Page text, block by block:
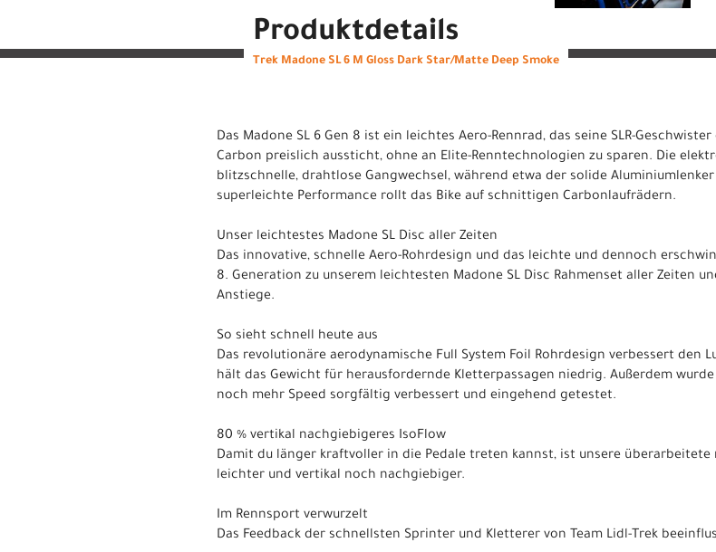
Produktdetails
Trek Madone SL 6 M Gloss Dark Star/Matte Deep Smoke
Das Madone SL 6 Gen 8 ist ein leichtes Aero-Rennrad, das seine SLR-
Carbon preislich aussticht, ohne an Elite-Renntechnologien zu sparen. Die
blitzschnelle, drahtlose Gangwechsel, während etwa der solide
superleichte Performance rollt das Bike auf schnittigen Carbonlaufrädern.
Unser leichtestes Madone SL Disc aller Zeiten
Das innovative, schnelle Aero-Rohrdesign und das leichte und dennoch
8. Generation zu unserem leichtesten Madone SL Disc Rahmenset aller Zeiten
Anstiege.
So sieht schnell heute aus
Das revolutionäre aerodynamische Full System Foil Rohrdesign verbessert den
hält das Gewicht für herausfordernde Kletterpassagen niedrig. Außerdem
noch mehr Speed sorgfältig verbessert und eingehend getestet.
80 % vertikal nachgiebigeres IsoFlow
Damit du länger kraftvoller in die Pedale treten kannst, ist unsere
leichter und vertikal noch nachgiebiger.
Im Rennsport verwurzelt
Das Feedback der schnellsten Sprinter und Kletterer von Team Lidl-Trek